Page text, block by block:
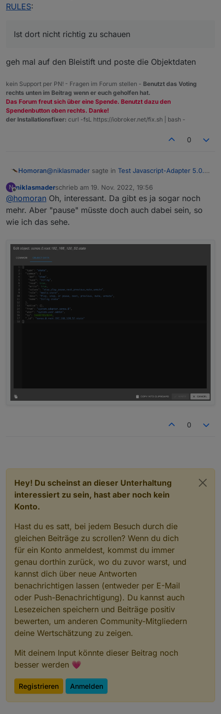
RULES:
Ist dort nicht richtig zu schauen
geh mal auf den Bleistift und poste die Objektdaten
kein Support per PN! - Fragen im Forum stellen - Benutzt das Voting
rechts unten im Beitrag wenn er euch geholfen hat.
Das Forum freut sich über eine Spende. Benutzt dazu den
Spendenbutton oben rechts. Danke!
der Installationsfixer: curl -fsL https://iobroker.net/fix.sh | bash -
0
Homoran@niklasmader sagte in Test Javascript-Adapter 5.0.7
Ist dort nicht richtig zu schauen
geh mal auf den Bleistift und poste die Objektdaten
N
Offline
niklasmaderschrieb am 19. Nov. 2022, 19:56
zuletzt editiert von
@homoran Oh, interessant. Da gibt es ja sogar noch
mehr. Aber "pause" müsste doch auch dabei sein, so
wie ich das sehe.
0
Hey! Du scheinst an dieser Unterhaltung
interessiert zu sein, hast aber noch kein
Konto.
Hast du es satt, bei jedem Besuch durch die
gleichen Beiträge zu scrollen? Wenn du dich
für ein Konto anmeldest, kommst du immer
genau dorthin zurück, wo du zuvor warst, und
kannst dich über neue Antworten
benachrichtigen lassen (entweder per E-Mail
oder Push-Benachrichtigung). Du kannst auch
Lesezeichen speichern und Beiträge positiv
bewerten, um anderen Community-Mitgliedern
deine Wertschätzung zu zeigen.
Mit deinem Input könnte dieser Beitrag noch
besser werden 💗
Registrieren Anmelden